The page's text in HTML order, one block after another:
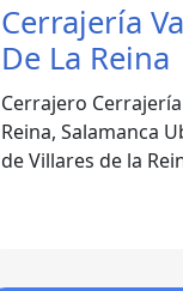
Cerrajería
De La Reina
Cerrajero
Reina, Salamanca Ubicada en el corazón
de Villares de la